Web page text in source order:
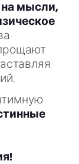
на мысли,